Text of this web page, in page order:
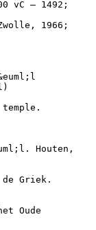
vC – 1492;
1966;
Houten,
Griek.
Oude